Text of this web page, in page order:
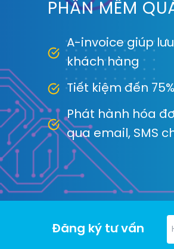
PHẦN MỀM
A-invoice giúp
khách hàng
Tiết kiệm đến
Phát hành hóa
qua email, SMS
Đăng ký tư vấn